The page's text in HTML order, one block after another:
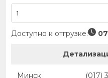
Доступно к отгрузке:
Минск (017)